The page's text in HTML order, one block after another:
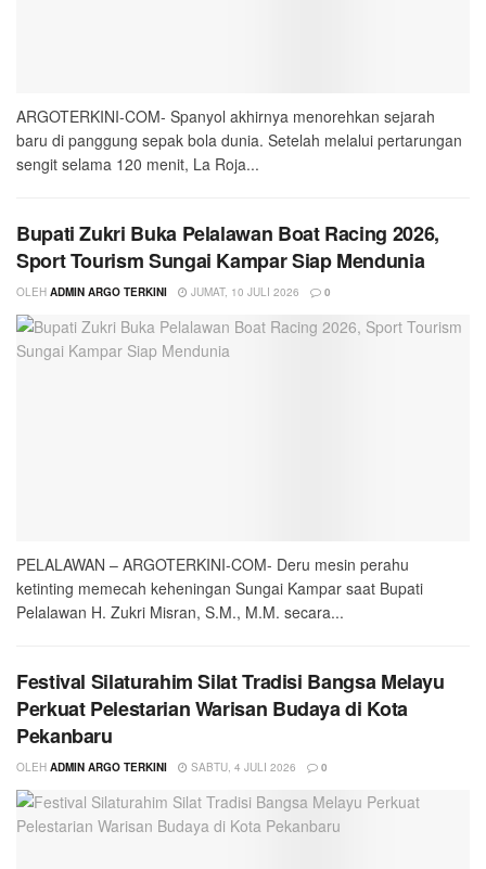
ARGOTERKINI-COM- Spanyol akhirnya menorehkan sejarah
baru di panggung sepak bola dunia. Setelah melalui pertarungan
sengit selama 120 menit, La Roja...
Bupati Zukri Buka Pelalawan Boat Racing 2026,
Sport Tourism Sungai Kampar Siap Mendunia
OLEH ADMIN ARGO TERKINI JUMAT, 10 JULI 2026 0
PELALAWAN – ARGOTERKINI-COM- Deru mesin perahu
ketinting memecah keheningan Sungai Kampar saat Bupati
Pelalawan H. Zukri Misran, S.M., M.M. secara...
Festival Silaturahim Silat Tradisi Bangsa Melayu
Perkuat Pelestarian Warisan Budaya di Kota
Pekanbaru
OLEH ADMIN ARGO TERKINI SABTU, 4 JULI 2026 0